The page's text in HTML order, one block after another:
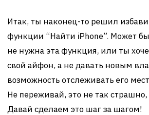
Итак, ты наконец-то решил
функции “Найти iPhone”. Может
не нужна эта функция, или ты
свой айфон, а не давать новым
возможность отслеживать его
Не переживай, это не так страшно,
Давай сделаем это шаг за шагом!